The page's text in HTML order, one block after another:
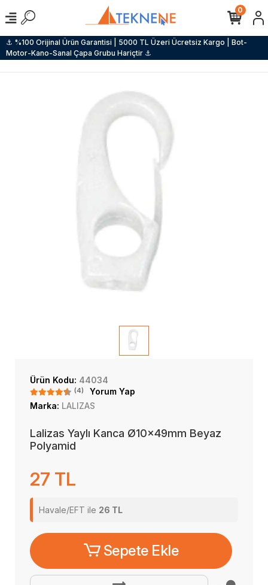
⚓ %100 Orijinal Ürün Garantisi | 5000 TL Üzeri Ücretsiz Kargo | Bot-
Motor-Kano-Sanal Çapa Grubu Hariçtir ⚓
0
Ürün Kodu: 44034
(4)
Yorum Yap
Marka: LALIZAS
Lalizas Yaylı Kanca Ø10x49mm Beyaz
Polyamid
27 TL
Havale/EFT ile 26 TL
Sepete Ekle